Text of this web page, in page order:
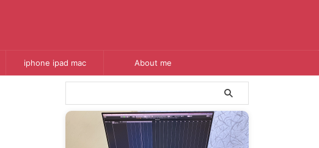
iphone ipad mac About me